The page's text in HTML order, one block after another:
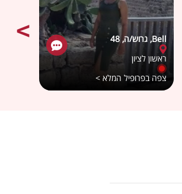
Bell, גרוש/ה, 48
ראשון לציון
צפה בפרופיל המלא >